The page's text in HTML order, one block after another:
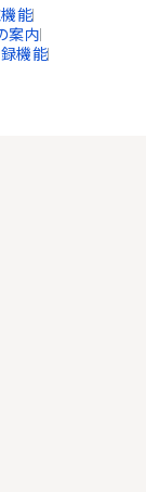
機能
案内
機能